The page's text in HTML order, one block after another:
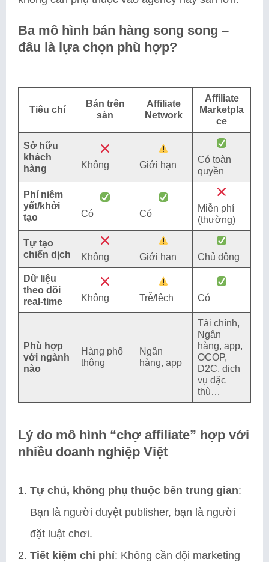
Ba mô hình bán hàng song song –
đâu là lựa chọn phù hợp?
Tiêu chí
Bán trên
sàn
Affiliate
Network
Affiliate
Marketpla
ce
Sở hữu
khách
hàng
Không Giới hạn
Có toàn
quyền
Phí niêm
yết/khởi
tạo
Có Có
Miễn phí
(thường)
Tự tạo
chiến dịch
Không Giới hạn Chủ động
Dữ liệu
theo dõi
real-time
Không Trễ/lệch Có
Phù hợp
với ngành
nào
Hàng phổ
thông
Ngân
hàng, app
Tài chính,
Ngân
hàng, app,
OCOP,
D2C, dịch
vụ đặc
thù…
Lý do mô hình “chợ affiliate” hợp với
nhiều doanh nghiệp Việt
Tự chủ, không phụ thuộc bên trung gian:
Bạn là người duyệt publisher, bạn là người
đặt luật chơi.
Tiết kiệm chi phí: Không cần đội marketing